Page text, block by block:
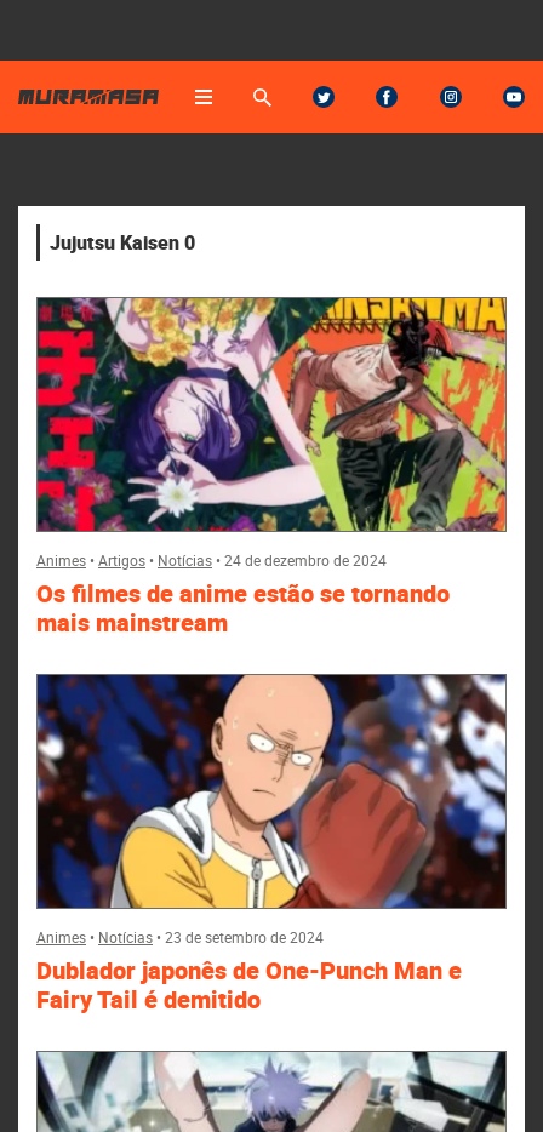
Jujutsu Kaisen 0
Animes•Artigos• Notícias•24 de dezembro de 2024
Os filmes de anime estão se tornando
mais mainstream
Animes• Notícias•23 de setembro de 2024
Dublador japonês de One-Punch Man e
Fairy Tail é demitido